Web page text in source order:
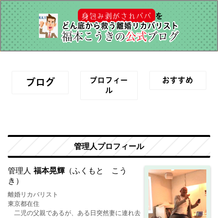
身包み剥がされパパ を
どん底から救う離婚リカバリスト
福本こうきの公式ブログ
ブログ
プロフィー
ル
おすすめ
管理人プロフィール
管理人福本晃輝 （ふくもと こう
き）
離婚リカバリスト
東京都在住
二児の父親であるが、ある日突然妻に連れ去